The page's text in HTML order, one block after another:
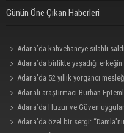
Günün Öne Çıkan Haberleri
Adana’da kahvehaneye silahlı
Adana’da birlikte yaşadığı
Adana’da 52 yıllık yorgancı
çocuğuma bile öğretemedim”
Adanalı araştırmacı Burhan
Adana’da Huzur ve Güven
Adana’da özel bir sergi: